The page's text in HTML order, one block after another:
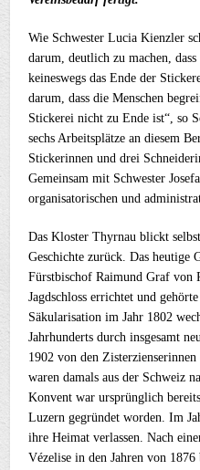
Wie Schwester Lucia Kienzler
darum, deutlich zu machen,
keineswegs das Ende der
darum, dass die Menschen
Stickerei nicht zu Ende ist“, so
sechs Arbeitsplätze an diesem
Stickerinnen und drei
Gemeinsam mit Schwester
organisatorischen und
Das Kloster Thyrnau blickt
Geschichte zurück. Das heutige
Fürstbischof Raimund Graf von
Jagdschloss errichtet und
Säkularisation im Jahr 1802
Jahrhunderts durch insgesamt
1902 von den
waren damals aus der Schweiz
Konvent war ursprünglich
Luzern gegründet worden. Im
ihre Heimat verlassen. Nach
Vézelise in den Jahren von